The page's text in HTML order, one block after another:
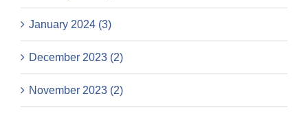
January 2024 (3)
December 2023 (2)
November 2023 (2)